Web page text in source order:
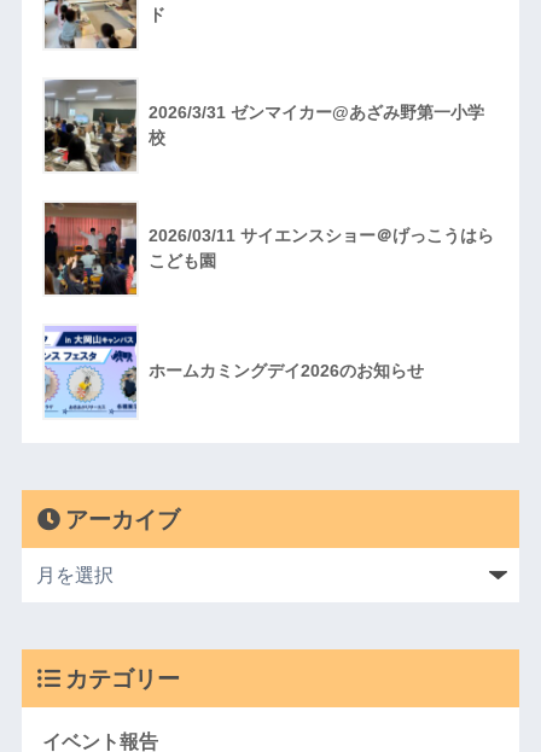
ド
2026/3/31 ゼンマイカー@あざみ野第一小学
校
2026/03/11 サイエンスショー＠げっこうはら
こども園
ホームカミングデイ2026のお知らせ
アーカイブ
カテゴリー
イベント報告